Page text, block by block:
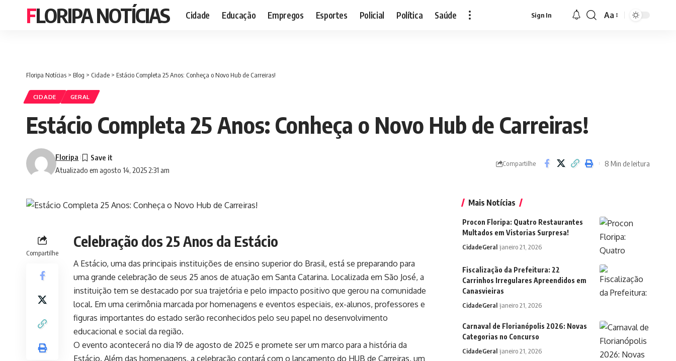
FLORIPA NOTÍCIAS Cidade Educação Empregos Esportes Policial Política Saúde Sign In
Font
Aa
Floripa Notícias > Blog > Cidade > Estácio Completa 25 Anos: Conheça o Novo Hub de Carreiras!
CIDADE GERAL
Estácio Completa 25 Anos: Conheça o Novo Hub de Carreiras!
Atualizado em agosto 14, 2025 2:31 am
Floripa
Compartilhe 8 Min de leitura
Compartilhe
Celebração dos 25 Anos da Estácio
A Estácio, uma das principais instituições de ensino superior do Brasil, está se preparando para
uma grande celebração de seus 25 anos de atuação em Santa Catarina. Localizada em São José, a
instituição tem se destacado por sua trajetória e pelo impacto positivo que gerou na comunidade
local. Em uma cerimônia marcada por homenagens e eventos especiais, ex-alunos, professores e
figuras importantes do estado serão reconhecidos pelo seu papel no desenvolvimento
educacional e social da região.
O evento acontecerá no dia 19 de agosto de 2025 e promete ser um marco para a história da
Estácio. Além das homenagens, a celebração contará com o lançamento do HUB de Carreiras, um
Mais Notícias
Procon Floripa: Quatro Restaurantes
Multados em Vistorias Surpresa!
CidadeGeral janeiro 21, 2026
Fiscalização da Prefeitura: 22
Carrinhos Irregulares Apreendidos em
Canasvieiras
CidadeGeral janeiro 21, 2026
Carnaval de Florianópolis 2026: Novas
Categorias no Concurso
CidadeGeral janeiro 21, 2026